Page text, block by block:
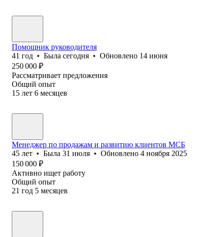
Помощник руководителя
41 год • Была сегодня • Обновлено 14 июня
250 000 ₽
Рассматривает предложения
Общий опыт
15 лет 6 месяцев
Менеджер по продажам и развитию клиентов МСБ
45 лет • Была 31 июля • Обновлено 4 ноября 2025
150 000 ₽
Активно ищет работу
Общий опыт
21 год 5 месяцев